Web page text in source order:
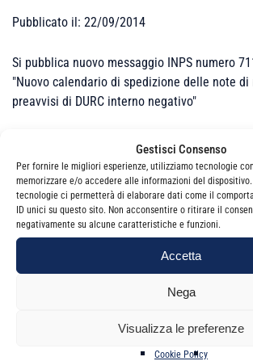
Gestisci Consenso
Per fornire le migliori esperienze, utilizziamo tecnologie
memorizzare e/o accedere alle informazioni del
tecnologie ci permetterà di elaborare dati come il
ID unici su questo sito. Non acconsentire o ritirare il
negativamente su alcune caratteristiche e funzioni.
Accetta
Nega
Visualizza le preferenze
Cookie Policy
Pubblicato il: 22/09/2014
Si pubblica nuovo messaggio INPS numero
"Nuovo calendario di spedizione delle note
preavvisi di DURC interno negativo"
CategorieNews